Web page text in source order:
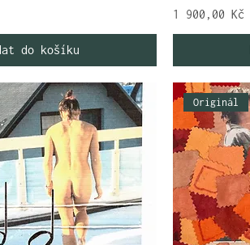
do košíku
Cena
1 900,00 Kč
Originál